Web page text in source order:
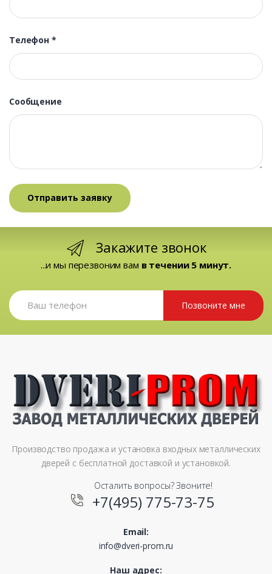
Телефон *
Сообщение
Закажите звонок
...и мы перезвоним вам в течении 5 минут.
Позвоните мне
Производство продажа и установка входных металлических
дверей с бесплатной доставкой и установкой.
Осталить вопросы? Звоните!
+7(495) 775-73-75
Email:
info@dveri-prom.ru
Наш адрес: